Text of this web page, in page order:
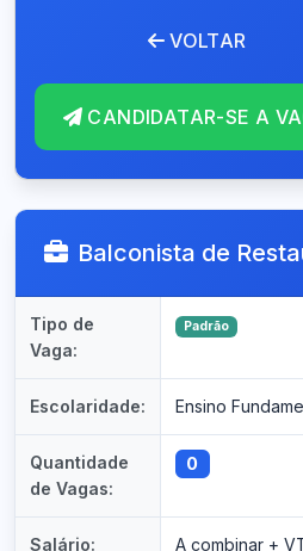
VOLTAR
CANDIDATAR-SE A
Balconista de
Tipo de
Vaga:
Padrão
Escolaridade: Ensino
Quantidade
de Vagas:
0
Salário: A combinar +